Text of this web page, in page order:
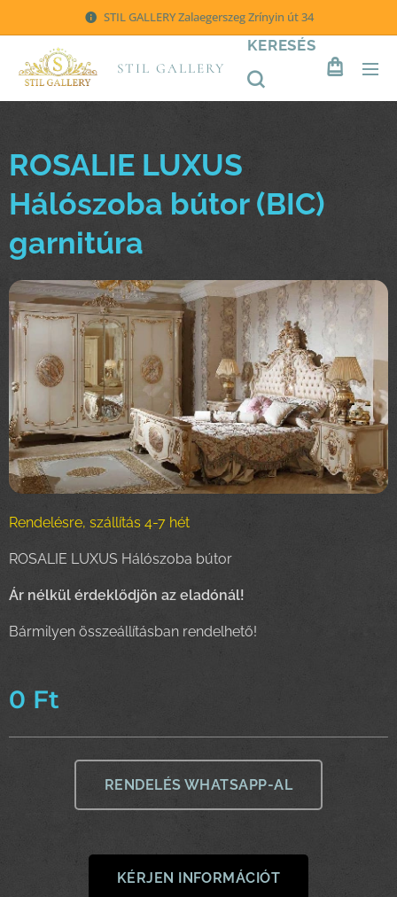
STIL GALLERY Zalaegerszeg Zrínyin út 34
STIL GALLERY
KERESÉS
ROSALIE LUXUS
Hálószoba bútor (BIC)
garnitúra
Rendelésre, szállítás 4-7 hét
ROSALIE LUXUS Hálószoba bútor
Ár nélkül érdeklődjön az eladónál!
Bármilyen összeállításban rendelhető!
0 Ft
RENDELÉS WHATSAPP-AL
KÉRJEN INFORMÁCIÓT